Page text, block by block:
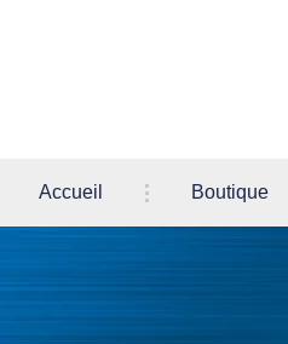
Accueil Boutique